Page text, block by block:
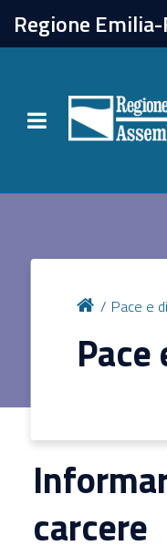
Regione
Toggle
chiudi
Attività
Formazione
Eventi
Tutte le notizie
Pace e
carcere